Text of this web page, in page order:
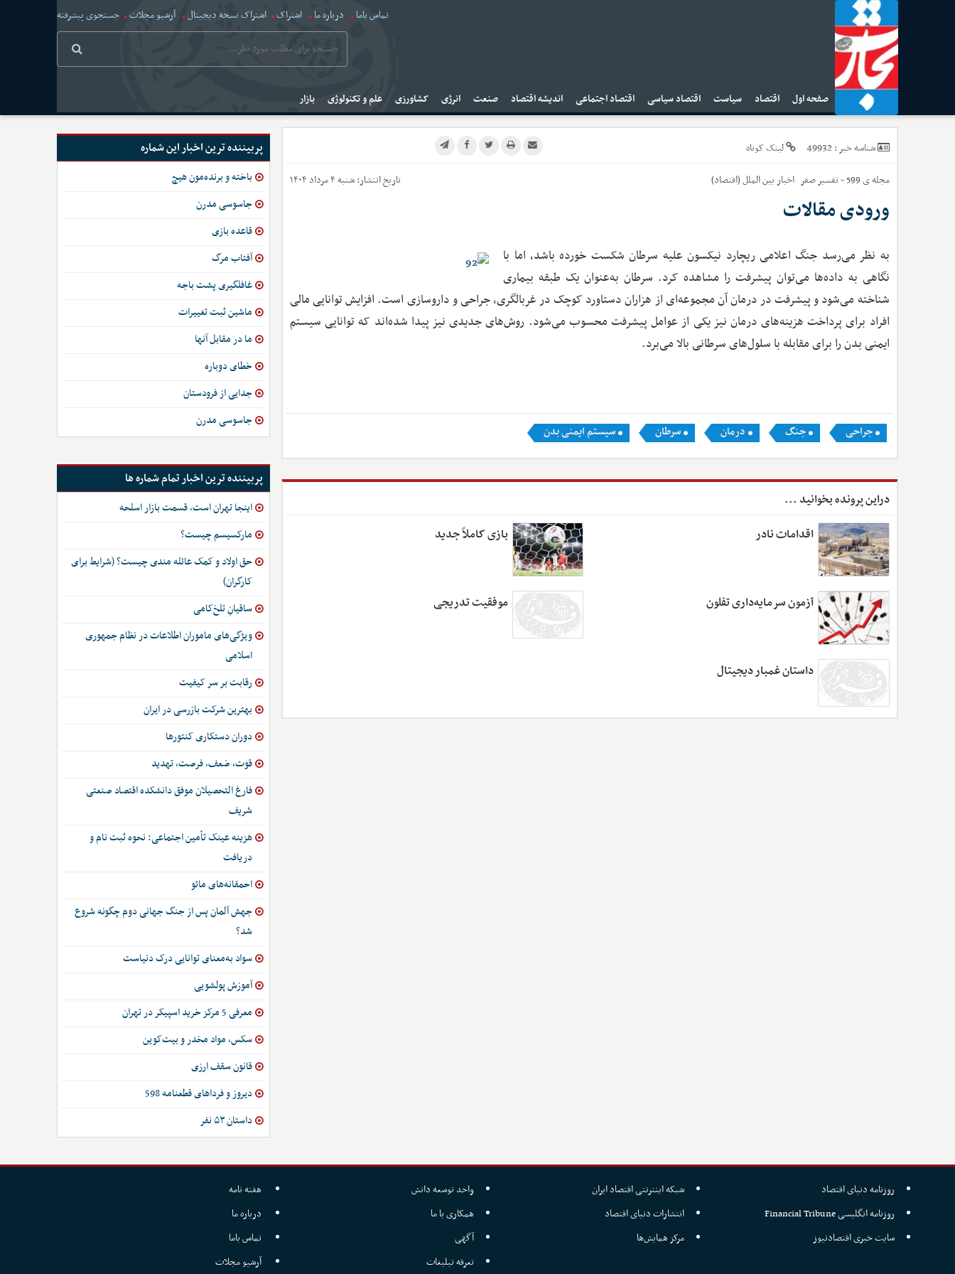
تماس باما درباره ما اشتراک اشتراک نسخه دیجیتال آرشیو مجلات جستجوی پیشرفته
صفحه اول اقتصاد سیاست اقتصاد سیاسی اقتصاد اجتماعی اندیشه اقتصاد صنعت انرژی کشاورزی علم و تکنولوژی بازار
شناسه خبر :49932
لینک کوتاه
مجله ی 599 - تفسیر صفر
اخباربین الملل (اقتصاد) تاریخ انتشار:شنبه ۴ مرداد ۱۴۰۴
ورودی مقالات
به نظر می‌رسد جنگ اعلامی ریچارد نیکسون علیه سرطان شکست خورده باشد، اما با
نگاهی به داده‌ها می‌توان پیشرفت را مشاهده کرد. سرطان به‌عنوان یک طبقه بیماری
شناخته می‌شود و پیشرفت در درمان آن مجموعه‌ای از هزاران دستاورد کوچک در غربالگری، جراحی و داروسازی است. افزایش توانایی مالی
افراد برای پرداخت هزینه‌های درمان نیز یکی از عوامل پیشرفت محسوب می‌شود. روش‌های جدیدی نیز پیدا شده‌اند که توانایی سیستم
ایمنی بدن را برای مقابله با سلول‌های سرطانی بالا می‌برد.
جراحی جنگ درمان سرطان سیستم ایمنی بدن
دراین پرونده بخوانید ...
اقدامات نادر
بازی کاملاً جدید
آزمون سرمایه‌داری تفلون موفقیت تدریجی
داستان غمبار دیجیتال
پربیننده ترین اخبار این شماره
باخته و برنده‌مون هیچ
جاسوسی مدرن
قاعده بازی
آفتاب مرگ
غافلگیری پشت باجه
ماشین ثبت تغییرات
ما در مقابل آنها
خطای دوباره
جدایی از فرودستان
جاسوسی مدرن
پربیننده ترین اخبار تمام شماره ها
اینجا تهران است، قسمت بازار اسلحه
مارکسیسم چیست؟
حق اولاد و کمک عائله مندی چیست؟ (شرایط برای
کارگران)
ساقیانِ تلخ‌کامی
ویژگی‌های ماموران اطلاعات در نظام جمهوری
اسلامی
رقابت بر سر کیفیت
بهترین شرکت بازرسی در ایران
دوران دستکاری کنتورها
قوت، ضعف، فرصت، تهدید
فارغ التحصیلان موفق دانشکده اقتصاد صنعتی
شریف
هزینه عینک تأمین اجتماعی: نحوه ثبت نام و
دریافت
احمقانه‌های مائو
جهش آلمان پس از جنگ جهانی دوم چگونه شروع
شد؟
سواد به‌معنای توانایی درک دنیاست
آموزش پولشویی
معرفی 5 مرکز خرید اسپیکر در تهران
سکس، مواد مخدر و بیت‌کوین
قانون سقف ارزی
دیروز و فرداهای قطعنامه 598
داستان ۵۳ نفر
روزنامه دنیای اقتصاد
روزنامه انگلیسی Financial Tribune
سایت خبری اقتصادنیوز
شبکه اینترنتی اقتصاد ایران
انتشارات دنیای اقتصاد
مرکز همایش‌ها
واحد توسعه دانش
همکاری با ما
آگهی
تعرفه تبلیغات
هفته نامه
درباره ما
تماس باما
آرشیو مجلات